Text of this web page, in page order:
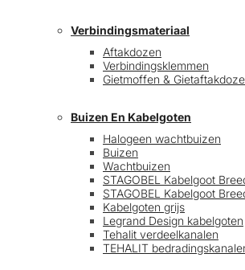
Verbindingsmateriaal
Aftakdozen
Verbindingsklemmen
Gietmoffen &
Buizen En Kabelgoten
Halogeen wachtbuizen
Buizen
Wachtbuizen
STAGOBEL Kabelgoot
STAGOBEL Kabelgoot
Kabelgoten grijs
Legrand Design kabelgoten
Tehalit verdeelkanalen
TEHALIT